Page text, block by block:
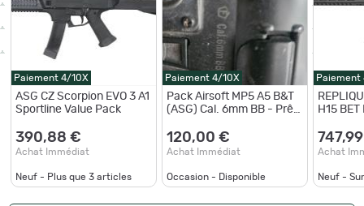
Paiement 4/10X
ASG CZ Scorpion EVO 3 A1
Sportline Value Pack
390,88 €
Achat Immédiat
Neuf - Plus que 3 articles
Paiement 4/10X
Pack Airsoft MP5 A5 B&T
(ASG) Cal. 6mm BB - Prêt
batterie A3 NiMH
120,00 €
Achat Immédiat
Occasion - Disponible
H15 BET
Achat
Neuf -